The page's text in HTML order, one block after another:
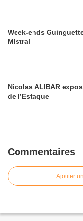
Week-ends
Mistral
Nicolas ALIBAR
de l’Estaque
Commentaires
Ajouter